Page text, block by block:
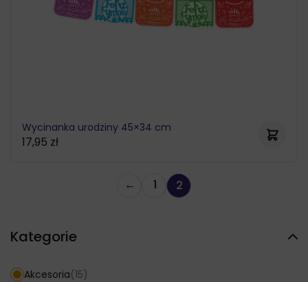
Kategorie
Akcesoria(15)
Wycinanka urodziny 45×34 cm
17,95 zł
← 1 2